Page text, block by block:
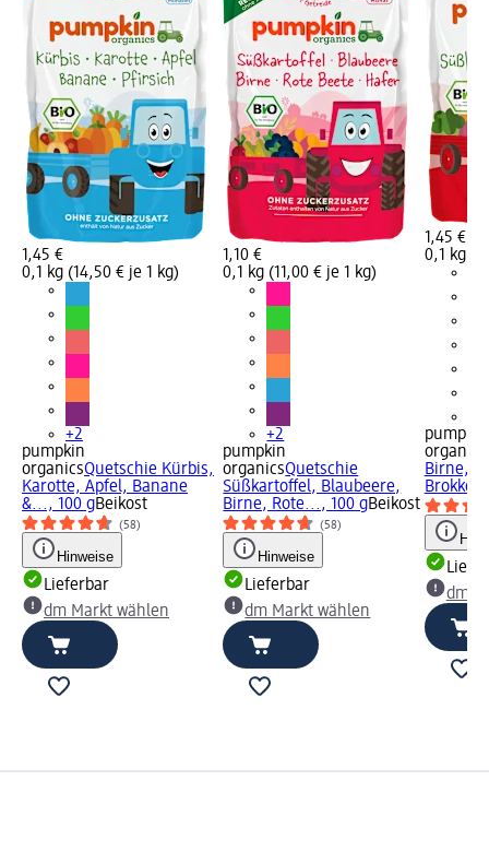
1,45 €
0,1 kg (14,50 € je 1 kg)
+2
pumpkin
organicsQuetschie Kürbis,
Karotte, Apfel, Banane
&..., 100 gBeikost
(58)
Hinweise
Lieferbar
dm Markt wählen
1,10 €
0,1 kg (11,00 € je 1 kg)
+2
pumpkin
organicsQuetschie
Süßkartoffel, Blaubeere,
Birne, Rote..., 100 gBeikost
(58)
Hinweise
Lieferbar
dm Markt wählen
1,45 €
0,1 kg
pumpkin
organics
Birne,
dm